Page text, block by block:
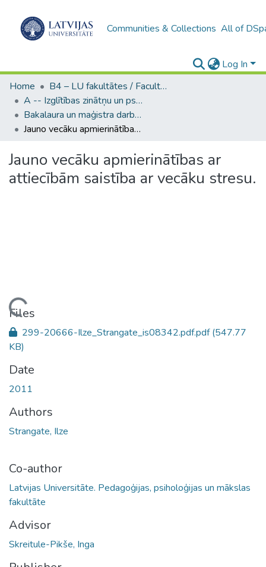
Communities & Collections All of
Log In
Home
B4 – LU fakultātes / Faculties of the UL
A -- Izglītības zinātņu un psiholoģijas fakultāte / Faculty of Education Sciences and Psychology
Bakalaura un maģistra darbi (PPMF) / Bachelor's and Master's theses
Jauno vecāku apmierinātības ar attiecībām saistība ar vecāku stresu.
Jauno vecāku apmierinātības ar
attiecībām saistība ar vecāku stresu.
Files
299-20666-Ilze_Strangate_is08342.pdf.pdf(547.77
KB)
Date
2011
Authors
Strangate, Ilze
Co-author
Latvijas Universitāte. Pedagoģijas, psiholoģijas un mākslas
fakultāte
Advisor
Skreitule-Pikše, Inga